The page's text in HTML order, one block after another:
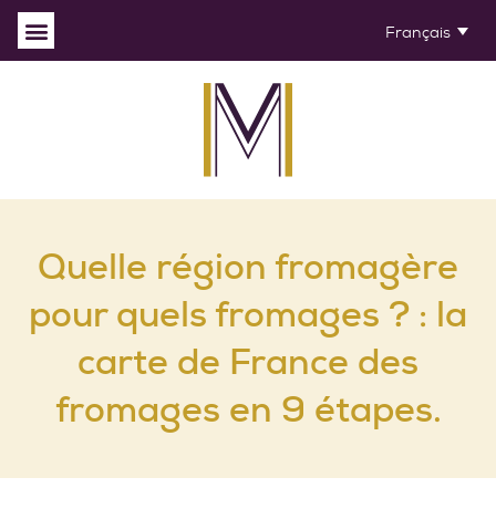
Français
Quelle région fromagère
pour quels fromages ? : la
carte de France des
fromages en 9 étapes.